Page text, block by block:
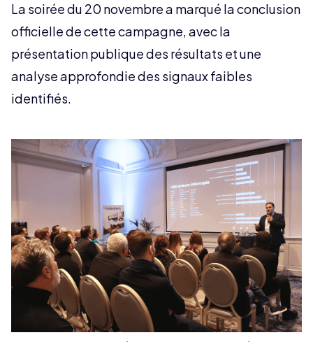
La soirée du 20 novembre a marqué la conclusion
officielle de cette campagne, avec la
présentation publique des résultats et une
analyse approfondie des signaux faibles
identifiés.